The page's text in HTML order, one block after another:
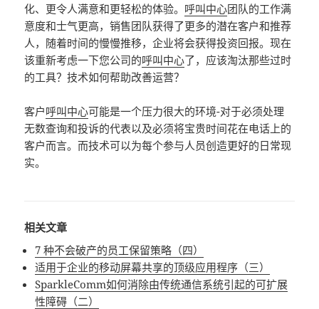
化、更令人满意和更轻松的体验。 呼叫中心团队的工作满
意度和士气更高，销售团队获得了更多的潜在客户和推荐
人，随着时间的慢慢推移，企业将会获得投资回报。现在
该重新考虑一下您公司的呼叫中心了，应该淘汰那些过时
的工具？技术如何帮助改善运营？
客户呼叫中心可能是一个压力很大的环境-对于必须处理
无数查询和投诉的代表以及必须将宝贵时间花在电话上的
客户而言。而技术可以为每个参与人员创造更好的日常现
实。
相关文章
7 种不会破产的员工保留策略（四）
适用于企业的移动屏幕共享的顶级应用程序（三）
SparkleComm如何消除由传统通信系统引起的可扩展
性障碍（二）